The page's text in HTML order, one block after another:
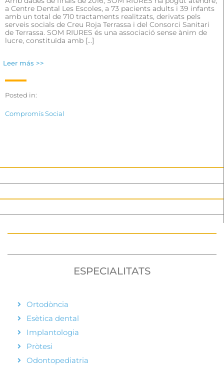
a Centre Dental Les Escoles, a 73 pacients adults i 39 infants
amb un total de 710 tractaments realitzats, derivats pels
serveis socials de Creu Roja Terrassa i del Consorci Sanitari
de Terrassa. SOM RIURES és una associació sense ànim de
lucre, constituïda amb […]
Leer más >>
Posted in:
Compromís Social
ESPECIALITATS
Ortodòncia
Esètica dental
Implantologia
Pròtesi
Odontopediatria